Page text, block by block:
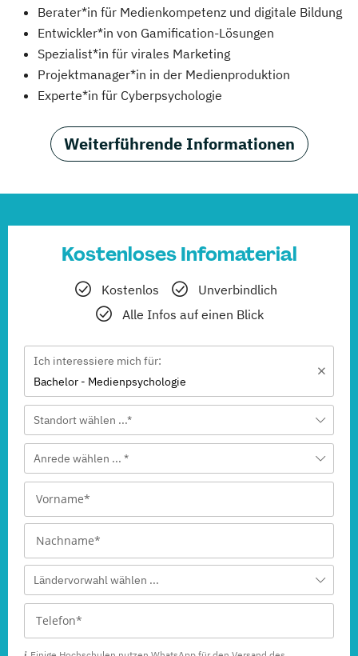
Berater*in für Medienkompetenz und digitale Bildung
Entwickler*in von Gamification-Lösungen
Spezialist*in für virales Marketing
Projektmanager*in in der Medienproduktion
Experte*in für Cyberpsychologie
Weiterführende Informationen
Kostenloses Infomaterial
Kostenlos
Unverbindlich
Alle Infos auf einen Blick
Ich interessiere mich für:
Bachelor - Medienpsychologie
Standort wählen ...*
Anrede wählen ... *
Ländervorwahl wählen ...